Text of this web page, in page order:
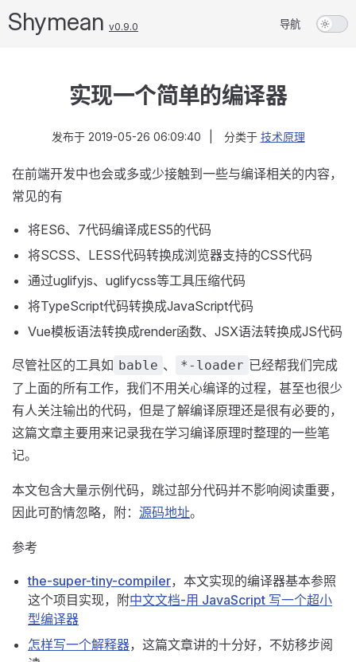
Shymean v0.9.0 导航
实现一个简单的编译器
发布于 2019-05-26 06:09:40 分类于 技术原理
在前端开发中也会或多或少接触到一些与编译相关的内容，
常见的有
将ES6、7代码编译成ES5的代码
将SCSS、LESS代码转换成浏览器支持的CSS代码
通过uglifyjs、uglifycss等工具压缩代码
将TypeScript代码转换成JavaScript代码
Vue模板语法转换成render函数、JSX语法转换成JS代码
尽管社区的工具如 bable 、 *-loader 已经帮我们完成
了上面的所有工作，我们不用关心编译的过程，甚至也很少
有人关注输出的代码，但是了解编译原理还是很有必要的，
这篇文章主要用来记录我在学习编译原理时整理的一些笔
记。
本文包含大量示例代码，跳过部分代码并不影响阅读重要，
因此可酌情忽略，附： 源码地址。
参考
the-super-tiny-compiler，本文实现的编译器基本参照
这个项目实现，附中文文档-用 JavaScript 写一个超小
型编译器
怎样写一个解释器，这篇文章讲的十分好，不妨移步阅